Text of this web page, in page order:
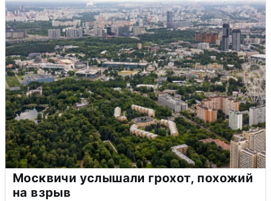
Москвичи услышали грохот, похожий
на взрыв